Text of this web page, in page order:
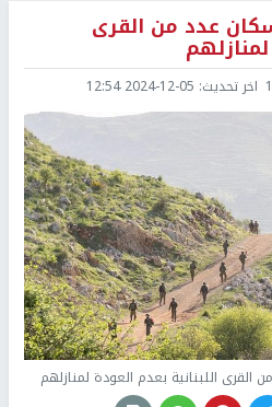
عدد من القرى
اخر تحديث: 2024-12-05 12:54
اللبنانية بعدم العودة لمنازلهم